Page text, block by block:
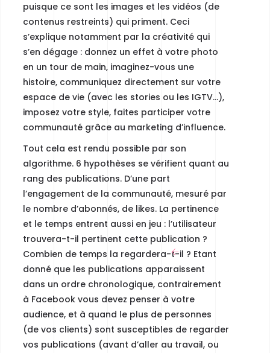
puisque ce sont les images et les vidéos (de
contenus restreints) qui priment. Ceci
s’explique notamment par la créativité qui
s’en dégage :donnez un effet à votre photo
en un tour de main, imaginez-vous une
histoire, communiquez directement sur votre
espace de vie (avec les stories ou les IGTV…),
imposez votre style, faites participer votre
communauté grâce au marketing d’influence.
Tout cela est rendu possible par son
algorithme. 6 hypothèses se vérifient quant au
rang des publications. D’une part
l’engagement de la communauté, mesuré par
le nombre d’abonnés, de likes. La pertinence
et le temps entrent aussi en jeu : l’utilisateur
trouvera-t-il pertinent cette publication ?
Combien de temps la regardera-t-il ? Etant
donné que les publications apparaissent
dans un ordre chronologique, contrairement
à Facebook vous devez penser à votre
audience,et à quand le plus de personnes
(de vos clients) sont susceptibles de regarder
vos publications (avant d’aller au travail, ou